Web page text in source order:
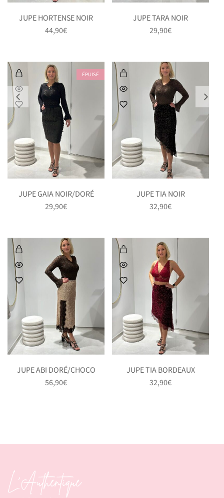
JUPE HORTENSE NOIR
44,90€
JUPE TARA NOIR
29,90€
ÉPUISÉ
JUPE GAIA NOIR/DORÉ
29,90€
JUPE TIA NOIR
32,90€
JUPE ABI DORÉ/CHOCO
56,90€
JUPE TIA BORDEAUX
32,90€